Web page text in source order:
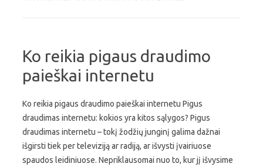
Ko reikia pigaus draudimo
paieškai internetu
Ko reikia pigaus draudimo paieškai internetu Pigus
draudimas internetu: kokios yra kitos sąlygos? Pigus
draudimas internetu – tokį žodžių junginį galima dažnai
išgirsti tiek per televiziją ar radiją, ar išvysti įvairiuose
spaudos leidiniuose. Nepriklausomai nuo to, kur jį išvysime